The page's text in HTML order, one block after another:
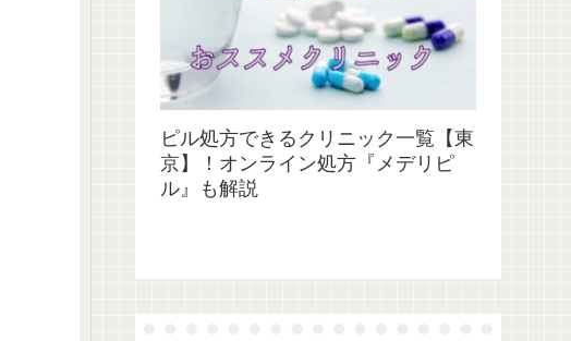
ピル処方できるクリニック一覧【東
京】！オンライン処方『メデリピ
ル』も解説